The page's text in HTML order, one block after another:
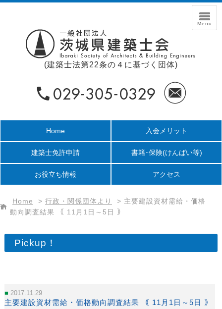
(建築士法第22条の４に基づく団体)
Home 入会メリット
建築士免許申請 書籍･保険(けんばい等)
お役立ち情報 アクセス
Home > 行政・関係団体より > 主要建設資材需給・価格
動向調査結果 ｟ 11月1日～5日 ｠
Pickup！
2017.11.29
主要建設資材需給・価格動向調査結果 ｟ 11月1日～5日 ｠